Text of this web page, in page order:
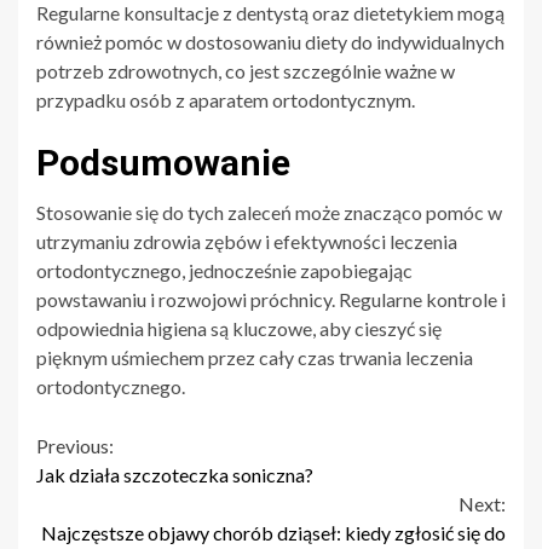
Regularne konsultacje z dentystą oraz dietetykiem mogą
również pomóc w dostosowaniu diety do indywidualnych
potrzeb zdrowotnych, co jest szczególnie ważne w
przypadku osób z aparatem ortodontycznym.
Podsumowanie
Stosowanie się do tych zaleceń może znacząco pomóc w
utrzymaniu zdrowia zębów i efektywności leczenia
ortodontycznego, jednocześnie zapobiegając
powstawaniu i rozwojowi próchnicy. Regularne kontrole i
odpowiednia higiena są kluczowe, aby cieszyć się
pięknym uśmiechem przez cały czas trwania leczenia
ortodontycznego.
Continue
Previous:
Jak działa szczoteczka soniczna?
Next:
Najczęstsze objawy chorób dziąseł: kiedy zgłosić się do